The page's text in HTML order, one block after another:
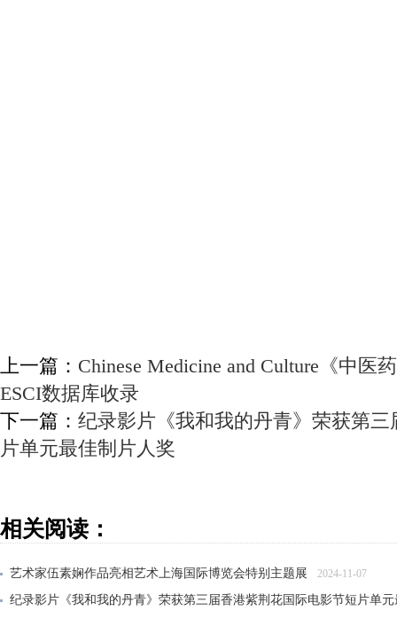
上一篇： Chinese Medicine and Culture《中医
ESCI数据库收录
下一篇： 纪录影片《我和我的丹青》荣获第
片单元最佳制片人奖
相关阅读：
艺术家伍素娴作品亮相艺术上海国际博览会特别主题展 2024-11-07
纪录影片《我和我的丹青》荣获第三届香港紫荆花国际电影节短片单